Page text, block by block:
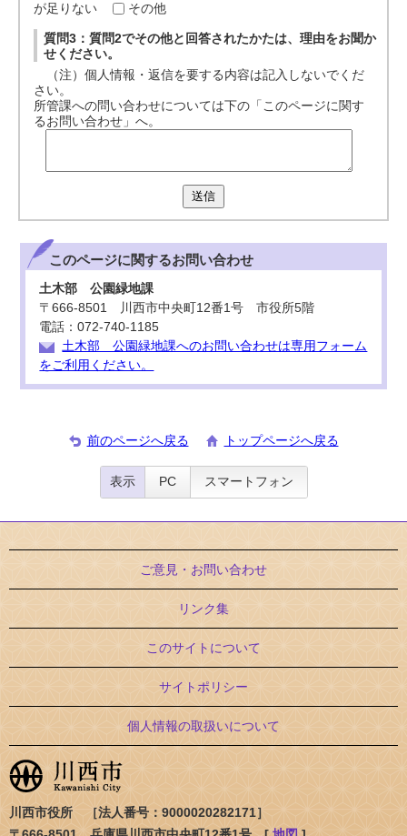
が足りない
その他
質問3：質問2でその他と回答されたかたは、理由をお聞か
せください。
（注）個人情報・返信を要する内容は記入しないでくだ
さい。
所管課への問い合わせについては下の「このページに関す
るお問い合わせ」へ。
送信
このページに関するお問い合わせ
土木部 公園緑地課
〒666-8501 川西市中央町12番1号 市役所5階
電話：072-740-1185
土木部 公園緑地課へのお問い合わせは専用フォーム
をご利用ください。
前のページへ戻る トップページへ戻る
表示 PC スマートフォン
ご意見・お問い合わせ
リンク集
このサイトについて
サイトポリシー
個人情報の取扱いについて
川西市役所 ［法人番号：9000020282171］